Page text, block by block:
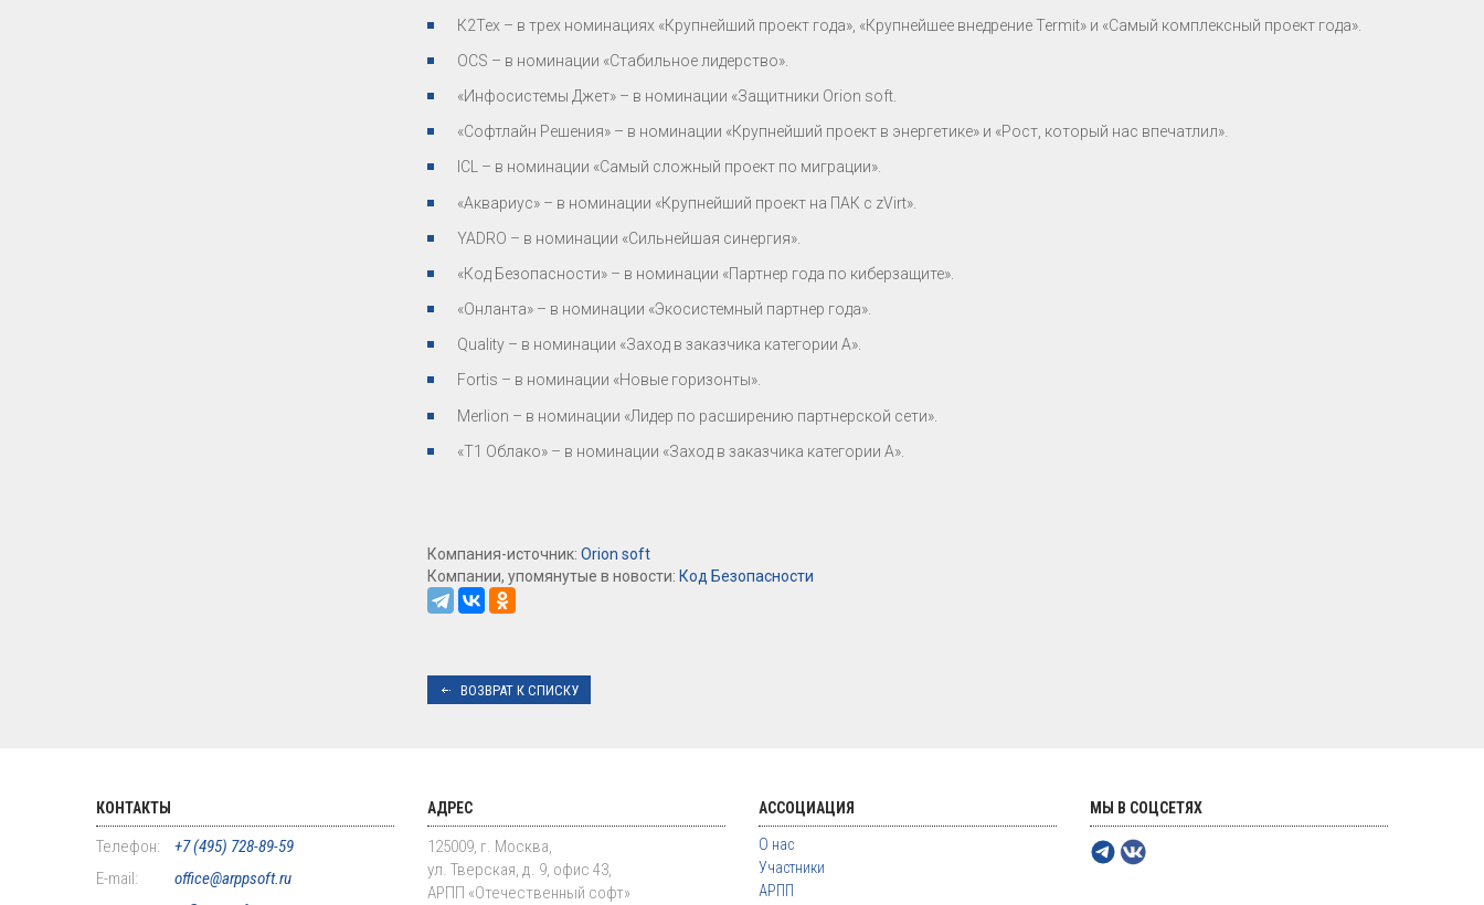
К2Тех – в трех номинациях «Крупнейший проект года», «Крупнейшее внедрение Termit» и «Самый комплексный проект года».
OCS – в номинации «Стабильное лидерство».
«Инфосистемы Джет» – в номинации «Защитники Orion soft.
«Софтлайн Решения» – в номинации «Крупнейший проект в энергетике» и «Рост, который нас впечатлил».
ICL – в номинации «Самый сложный проект по миграции».
«Аквариус» – в номинации «Крупнейший проект на ПАК с zVirt».
YADRO – в номинации «Сильнейшая синергия».
«Код Безопасности» – в номинации «Партнер года по киберзащите».
«Онланта» – в номинации «Экосистемный партнер года».
Quality – в номинации «Заход в заказчика категории А».
Fortis – в номинации «Новые горизонты».
Merlion – в номинации «Лидер по расширению партнерской сети».
«Т1 Облако» – в номинации «Заход в заказчика категории А».
Компания-источник: Orion soft
Компании, упомянутые в новости: Код Безопасности
ВОЗВРАТ К СПИСКУ
КОНТАКТЫ
Телефон:
+7 (495) 728-89-59
E-mail:
office@arppsoft.ru
АДРЕС
125009, г. Москва,
ул. Тверская, д. 9, офис 43,
АРПП «Отечественный софт»
АССОЦИАЦИЯ
О нас
Участники
АРПП
МЫ В СОЦСЕТЯХ